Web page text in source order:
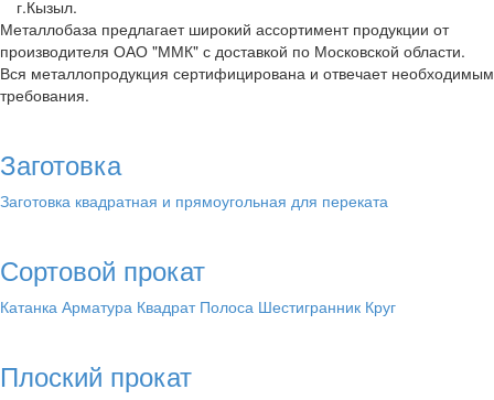
г.Кызыл.
Металлобаза предлагает широкий ассортимент продукции от
производителя ОАО "ММК" с доставкой по Московской области.
Вся металлопродукция сертифицирована и отвечает необходимым
требования.
Заготовка
Заготовка квадратная и прямоугольная для переката
Сортовой прокат
Катанка Арматура Квадрат Полоса Шестигранник Круг
Плоский прокат